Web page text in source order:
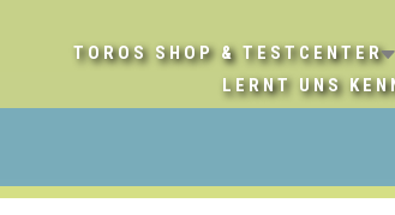
TOROS SHOP & TESTCENTER
LERNT UNS